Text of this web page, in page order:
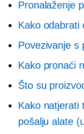
Pronalaženje
Kako odabrati
Povezivanje s
Kako pronaći
Što su
Kako natjerati
pošalju alate